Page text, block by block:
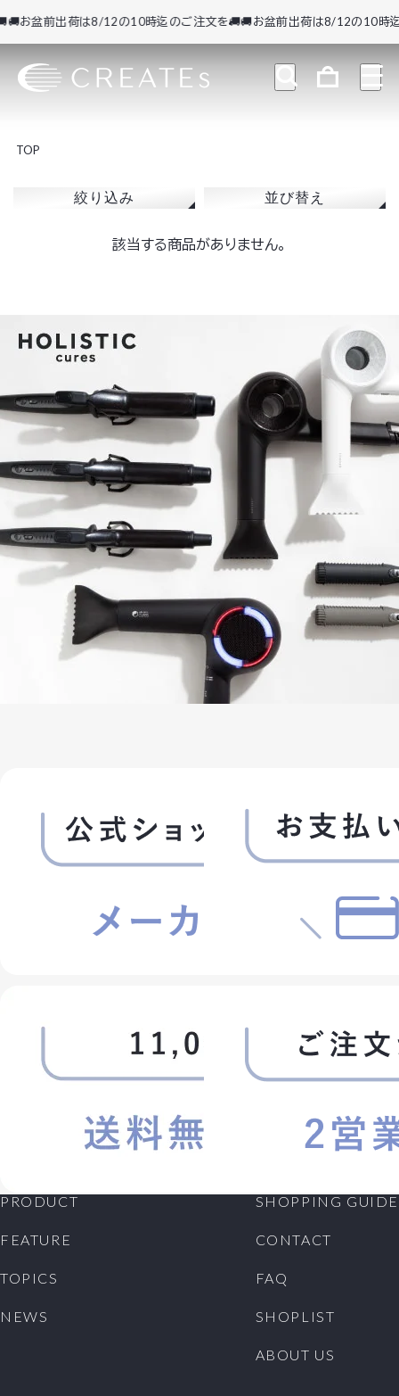
お盆前出荷は8/12の10時迄のご注文を🚚🚚お盆前出荷は8/12の10時迄
TOP
絞り込み 並び替え
該当する商品がありません。
PRODUCT
FEATURE
TOPICS
NEWS
SHOPPING GUIDE
CONTACT
FAQ
SHOPLIST
ABOUT US